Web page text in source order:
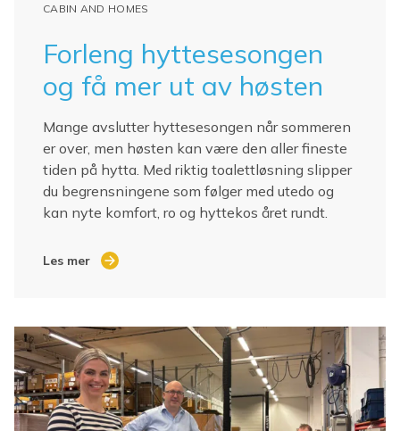
CABIN AND HOMES
Forleng hyttesesongen
og få mer ut av høsten
Mange avslutter hyttesesongen når sommeren
er over, men høsten kan være den aller fineste
tiden på hytta. Med riktig toalettløsning slipper
du begrensningene som følger med utedo og
kan nyte komfort, ro og hyttekos året rundt.
Les mer